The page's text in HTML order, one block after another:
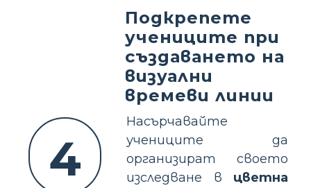
4
Подкрепете
учениците при
създаването на
визуални
времеви линии
Насърчавайте
учениците да
организират своето
изследване в цветна